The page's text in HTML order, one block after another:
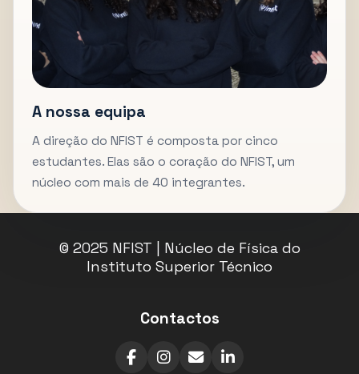
A nossa equipa
A direção do NFIST é composta por cinco
estudantes. Elas são o coração do NFIST, um
núcleo com mais de 40 integrantes.
© 2025 NFIST | Núcleo de Física do
Instituto Superior Técnico
Contactos